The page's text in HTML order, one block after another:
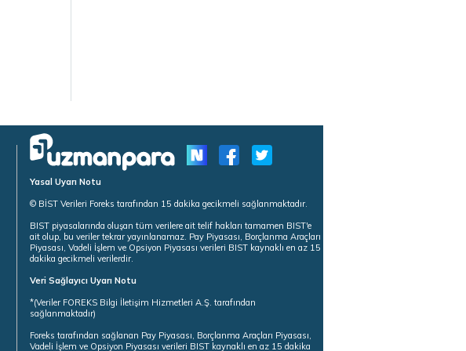
Yasal Uyarı Notu
© BİST Verileri Foreks tarafından 15 dakika gecikmeli sağlanmaktadır.
BIST piyasalarında oluşan tüm verilere ait telif hakları tamamen BIST'e
ait olup, bu veriler tekrar yayınlanamaz. Pay Piyasası, Borçlanma Araçları
Piyasası, Vadeli İşlem ve Opsiyon Piyasası verileri BIST kaynaklı en az 15
dakika gecikmeli verilerdir.
Veri Sağlayıcı Uyarı Notu
*(Veriler FOREKS Bilgi İletişim Hizmetleri A.Ş. tarafından
sağlanmaktadır)
Foreks tarafından sağlanan Pay Piyasası, Borçlanma Araçları Piyasası,
Vadeli İşlem ve Opsiyon Piyasası verileri BIST kaynaklı en az 15 dakika